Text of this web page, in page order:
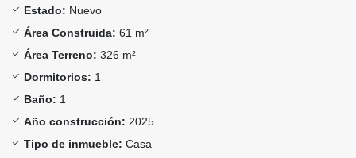
Estado: Nuevo
Área Construida: 61 m²
Área Terreno: 326 m²
Dormitorios: 1
Baño: 1
Año construcción: 2025
Tipo de inmueble: Casa